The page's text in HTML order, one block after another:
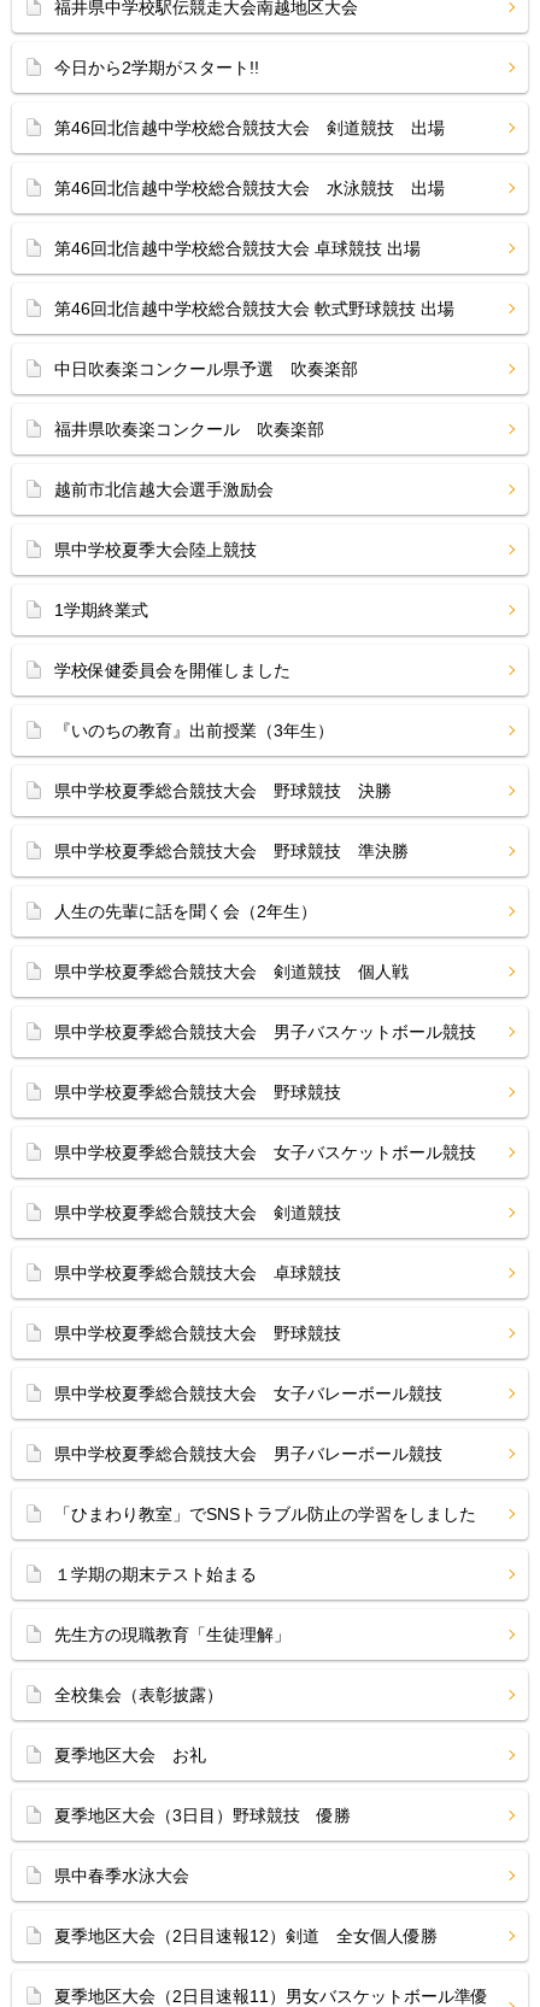
福井県中学校駅伝競走大会南越地区大会
今日から2学期がスタート!!
第46回北信越中学校総合競技大会 剣道競技 出場
第46回北信越中学校総合競技大会 水泳競技 出場
第46回北信越中学校総合競技大会 卓球競技 出場
第46回北信越中学校総合競技大会 軟式野球競技 出場
中日吹奏楽コンクール県予選 吹奏楽部
福井県吹奏楽コンクール 吹奏楽部
越前市北信越大会選手激励会
県中学校夏季大会陸上競技
1学期終業式
学校保健委員会を開催しました
『いのちの教育』出前授業（3年生）
県中学校夏季総合競技大会 野球競技 決勝
県中学校夏季総合競技大会 野球競技 準決勝
人生の先輩に話を聞く会（2年生）
県中学校夏季総合競技大会 剣道競技 個人戦
県中学校夏季総合競技大会 男子バスケットボール競技
県中学校夏季総合競技大会 野球競技
県中学校夏季総合競技大会 女子バスケットボール競技
県中学校夏季総合競技大会 剣道競技
県中学校夏季総合競技大会 卓球競技
県中学校夏季総合競技大会 野球競技
県中学校夏季総合競技大会 女子バレーボール競技
県中学校夏季総合競技大会 男子バレーボール競技
「ひまわり教室」でSNSトラブル防止の学習をしました
１学期の期末テスト始まる
先生方の現職教育「生徒理解」
全校集会（表彰披露）
夏季地区大会 お礼
夏季地区大会（3日目）野球競技 優勝
県中春季水泳大会
夏季地区大会（2日目速報12）剣道 全女個人優勝
夏季地区大会（2日目速報11）男女バスケットボール準優